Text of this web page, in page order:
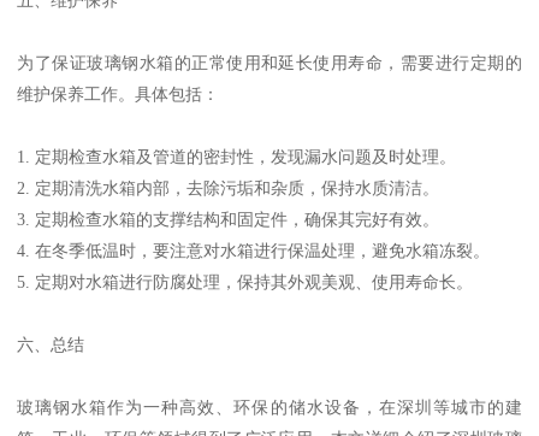
为了保证玻璃钢水箱的正常使用和延长使用寿命，需要进行定期的
维护保养工作。具体包括：
1. 定期检查水箱及管道的密封性，发现漏水问题及时处理。
2. 定期清洗水箱内部，去除污垢和杂质，保持水质清洁。
3. 定期检查水箱的支撑结构和固定件，确保其完好有效。
4. 在冬季低温时，要注意对水箱进行保温处理，避免水箱冻裂。
5. 定期对水箱进行防腐处理，保持其外观美观、使用寿命长。
六、总结
玻璃钢水箱作为一种高效、环保的储水设备，在深圳等城市的建